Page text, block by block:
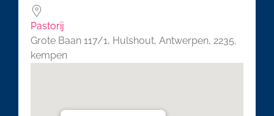
Pastorij
Grote Baan 117/1, Hulshout, Antwerpen, 2235,
kempen